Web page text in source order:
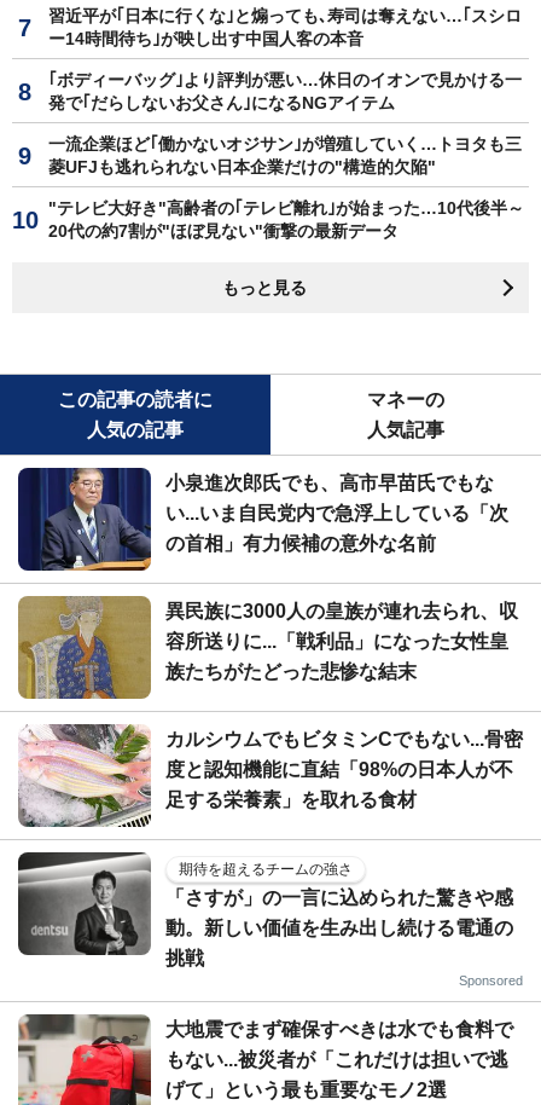
習近平が｢日本に行くな｣と煽っても､寿司は奪えない…｢スシロ
ー14時間待ち｣が映し出す中国人客の本音
｢ボディーバッグ｣より評判が悪い…休日のイオンで見かける一
発で｢だらしないお父さん｣になるNGアイテム
一流企業ほど｢働かないオジサン｣が増殖していく…トヨタも三
菱UFJも逃れられない日本企業だけの"構造的欠陥"
"テレビ大好き"高齢者の｢テレビ離れ｣が始まった…10代後半～
20代の約7割が"ほぼ見ない"衝撃の最新データ
もっと見る
この記事の読者に
人気の記事
マネーの
人気記事
小泉進次郎氏でも、高市早苗氏でもな
い...いま自民党内で急浮上している「次
の首相」有力候補の意外な名前
異民族に3000人の皇族が連れ去られ、収
容所送りに...「戦利品」になった女性皇
族たちがたどった悲惨な結末
カルシウムでもビタミンCでもない...骨密
度と認知機能に直結「98%の日本人が不
足する栄養素」を取れる食材
期待を超えるチームの強さ
「さすが」の一言に込められた驚きや感
動。新しい価値を生み出し続ける電通の
挑戦
Sponsored
大地震でまず確保すべきは水でも食料で
もない...被災者が「これだけは担いで逃
げて」という最も重要なモノ2選